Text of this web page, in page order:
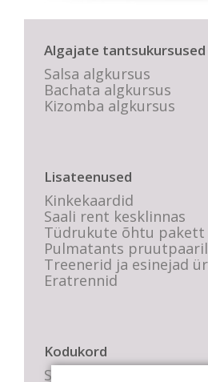
Algajate tantsukursused
Salsa algkursus
Bachata algkursus
Kizomba algkursus
Lisateenused
Kinkekaardid
Saali rent kesklinnas
Tüdrukute õhtu pakett
Pulmatants
Treenerid ja esinejad
Eratrennid
Kodukord
Stuudio sisekord